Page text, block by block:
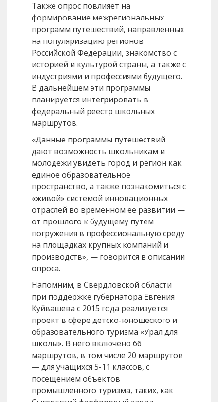
Также опрос повлияет на
формирование межрегиональных
программ путешествий, направленных
на популяризацию регионов
Российской Федерации, знакомство с
историей и культурой страны, а также с
индустриями и профессиями будущего.
В дальнейшем эти программы
планируется интегрировать в
федеральный реестр школьных
маршрутов.
«Данные программы путешествий
дают возможность школьникам и
молодежи увидеть город и регион как
единое образовательное
пространство, а также познакомиться с
«живой» системой инновационных
отраслей во временном ее развитии —
от прошлого к будущему путем
погружения в профессиональную среду
на площадках крупных компаний и
производств», — говорится в описании
опроса.
Напомним, в Свердловской области
при поддержке губернатора Евгения
Куйвашева с 2015 года реализуется
проект в сфере детско-юношеского и
образовательного туризма «Урал для
школы». В него включено 66
маршрутов, в том числе 20 маршрутов
— для учащихся 5-11 классов, с
посещением объектов
промышленного туризма, таких, как